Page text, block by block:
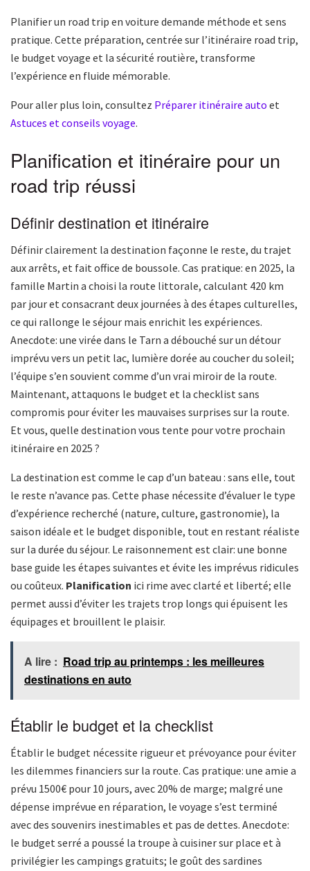
Planifier un road trip en voiture demande méthode et sens
pratique. Cette préparation, centrée sur l’itinéraire road trip,
le budget voyage et la sécurité routière, transforme
l’expérience en fluide mémorable.
Pour aller plus loin, consultez Préparer itinéraire auto et
Astuces et conseils voyage.
Planification et itinéraire pour un
road trip réussi
Définir destination et itinéraire
Définir clairement la destination façonne le reste, du trajet
aux arrêts, et fait office de boussole. Cas pratique: en 2025, la
famille Martin a choisi la route littorale, calculant 420 km
par jour et consacrant deux journées à des étapes culturelles,
ce qui rallonge le séjour mais enrichit les expériences.
Anecdote: une virée dans le Tarn a débouché sur un détour
imprévu vers un petit lac, lumière dorée au coucher du soleil;
l’équipe s’en souvient comme d’un vrai miroir de la route.
Maintenant, attaquons le budget et la checklist sans
compromis pour éviter les mauvaises surprises sur la route.
Et vous, quelle destination vous tente pour votre prochain
itinéraire en 2025 ?
La destination est comme le cap d’un bateau : sans elle, tout
le reste n’avance pas. Cette phase nécessite d’évaluer le type
d’expérience recherché (nature, culture, gastronomie), la
saison idéale et le budget disponible, tout en restant réaliste
sur la durée du séjour. Le raisonnement est clair: une bonne
base guide les étapes suivantes et évite les imprévus ridicules
ou coûteux. Planification ici rime avec clarté et liberté; elle
permet aussi d’éviter les trajets trop longs qui épuisent les
équipages et brouillent le plaisir.
A lire : Road trip au printemps : les meilleures
destinations en auto
Établir le budget et la checklist
Établir le budget nécessite rigueur et prévoyance pour éviter
les dilemmes financiers sur la route. Cas pratique: une amie a
prévu 1500€ pour 10 jours, avec 20% de marge; malgré une
dépense imprévue en réparation, le voyage s’est terminé
avec des souvenirs inestimables et pas de dettes. Anecdote:
le budget serré a poussé la troupe à cuisiner sur place et à
privilégier les campings gratuits; le goût des sardines